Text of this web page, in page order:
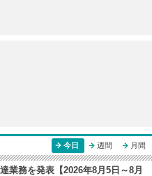
今日 週間 月間
業務を発表【2026年8月5日～8月